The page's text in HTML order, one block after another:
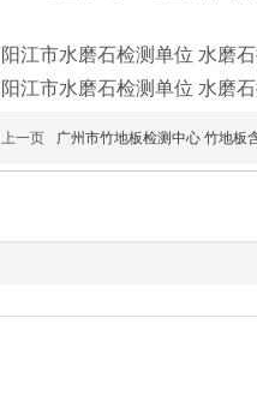
阳江市水磨石检测单位 水磨
阳江市水磨石检测单位 水磨
上一页 广州市竹地板检测中心 竹地板